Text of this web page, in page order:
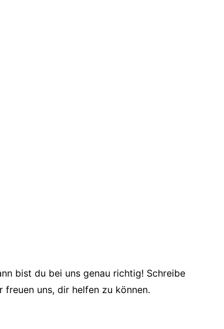
bist du bei uns genau richtig! Schreibe
uns, dir helfen zu können.